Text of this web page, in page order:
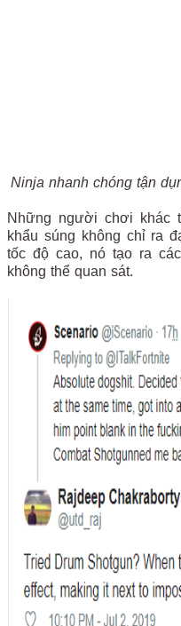
Ninja nhanh chóng tận
Những người chơi khác
khẩu súng không chỉ ra
tốc độ cao, nó tạo ra
không thể quan sát.